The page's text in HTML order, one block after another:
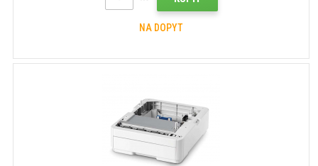
NA DOPYT